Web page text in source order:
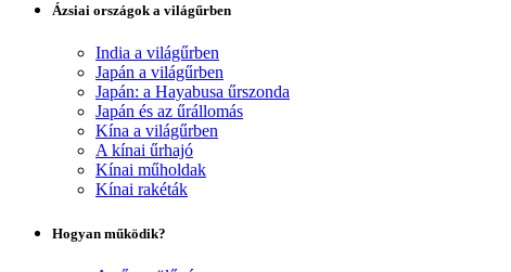
Ázsiai országok a világűrben
India a világűrben
Japán a világűrben
Japán: a Hayabusa űrszonda
Japán és az űrállomás
Kína a világűrben
A kínai űrhajó
Kínai műholdak
Kínai rakéták
Hogyan működik?